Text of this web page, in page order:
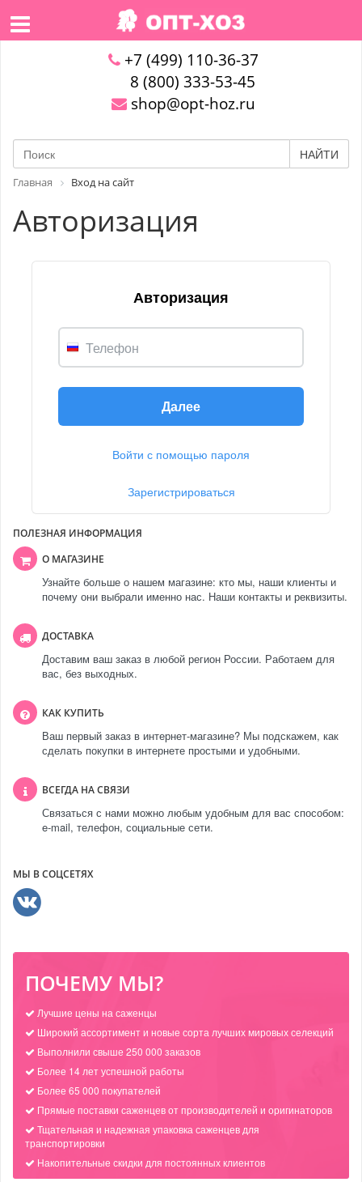
+7 (499) 110-36-37
8 (800) 333-53-45
shop@opt-hoz.ru
НАЙТИ
Главная Вход на сайт
Авторизация
Авторизация
Телефон
Далее
Войти с помощью пароля
Зарегистрироваться
ПОЛЕЗНАЯ ИНФОРМАЦИЯ
О МАГАЗИНЕ
Узнайте больше о нашем магазине: кто мы, наши клиенты и
почему они выбрали именно нас. Наши контакты и реквизиты.
ДОСТАВКА
Доставим ваш заказ в любой регион России. Работаем для
вас, без выходных.
КАК КУПИТЬ
Ваш первый заказ в интернет-магазине? Мы подскажем, как
сделать покупки в интернете простыми и удобными.
ВСЕГДА НА СВЯЗИ
Связаться с нами можно любым удобным для вас способом:
e-mail, телефон, социальные сети.
МЫ В СОЦСЕТЯХ
ПОЧЕМУ МЫ?
Лучшие цены на саженцы
Широкий ассортимент и новые сорта лучших мировых селекций
Выполнили свыше 250 000 заказов
Более 14 лет успешной работы
Более 65 000 покупателей
Прямые поставки саженцев от производителей и оригинаторов
Тщательная и надежная упаковка саженцев для
транспортировки
Накопительные скидки для постоянных клиентов